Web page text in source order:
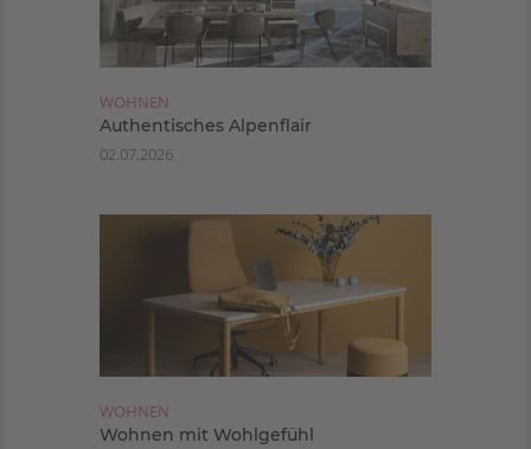
WOHNEN
Authentisches Alpenflair
02.07.2026
WOHNEN
Wohnen mit Wohlgefühl